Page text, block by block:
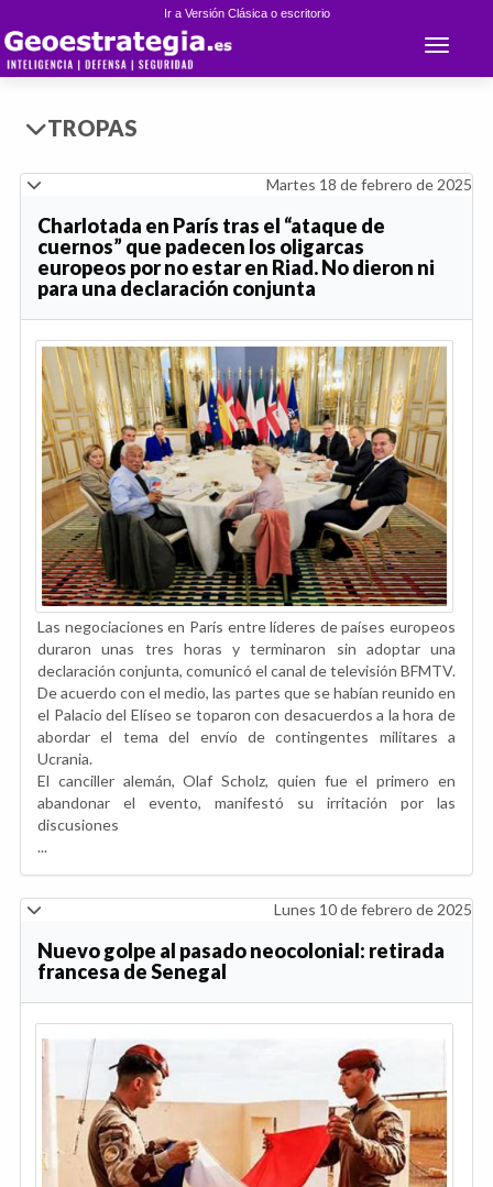
Ir a Versión Clásica o escritorio
Toggle
TROPAS
Martes 18 de febrero de 2025
Charlotada en París tras el “ataque de
cuernos” que padecen los oligarcas
europeos por no estar en Riad. No dieron ni
para una declaración conjunta
Las negociaciones en París entre líderes de países europeos
duraron unas tres horas y terminaron sin adoptar una
declaración conjunta, comunicó el canal de televisión BFMTV.
De acuerdo con el medio, las partes que se habían reunido en
el Palacio del Elíseo se toparon con desacuerdos a la hora de
abordar el tema del envío de contingentes militares a
Ucrania.
El canciller alemán, Olaf Scholz, quien fue el primero en
abandonar el evento, manifestó su irritación por las
discusiones
...
Lunes 10 de febrero de 2025
Nuevo golpe al pasado neocolonial: retirada
francesa de Senegal